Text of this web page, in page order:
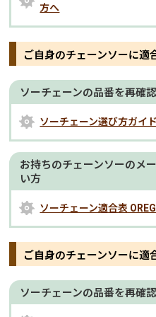
方へ
ご自身のチェーンソーに適
ソーチェーンの品番を再確
ソーチェーン選び方ガイド
お持ちのチェーンソーのメ
い方
ソーチェーン適合表
ご自身のチェーンソーに適
ソーチェーンの品番を再確